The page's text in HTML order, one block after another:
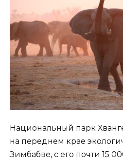
Национальный парк
на переднем крае
Зимбабве, с его почти 15